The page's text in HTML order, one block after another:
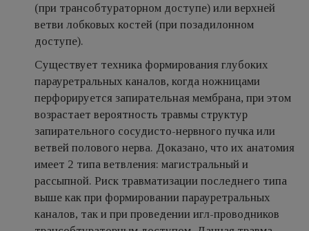
(при трансобтураторном доступе) или верхней
ветви лобковых костей (при позадилонном
доступе).
Существует техника формирования глубоких
парауретральных каналов, когда ножницами
перфорируется запирательная мембрана, при этом
возрастает вероятность травмы структур
запирательного сосудисто-нервного пучка или
ветвей полового нерва. Доказано, что их анатомия
имеет 2 типа ветвления: магистральный и
рассыпной. Риск травматизации последнего типа
выше как при формировании парауретральных
каналов, так и при проведении игл-проводников